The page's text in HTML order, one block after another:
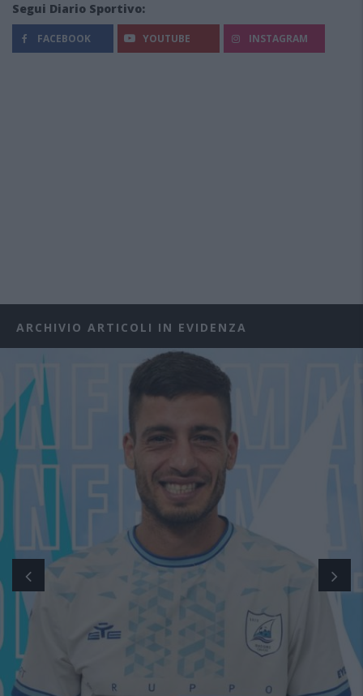
Segui Diario Sportivo:
FACEBOOK YOUTUBE INSTAGRAM
ARCHIVIO ARTICOLI IN EVIDENZA